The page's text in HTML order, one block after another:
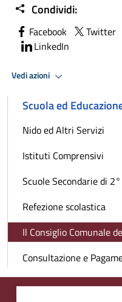
Condividi:
Facebook Twitter
LinkedIn
Vedi azioni
Scuola ed
Nido ed Altri Servizi
Istituti Comprensivi
Scuole Secondarie di
Refezione scolastica
Il Consiglio Comunale
Consultazione e